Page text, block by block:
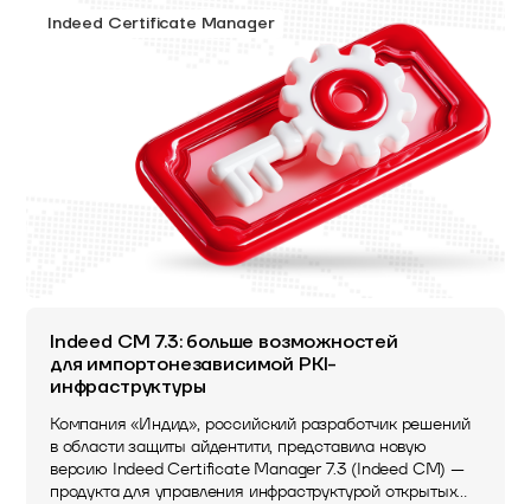
Indeed Certificate Manager
Indeed CM 7.3: больше возможностей
для импортонезависимой PKI-
инфраструктуры
Компания «Индид», российский разработчик решений
в области защиты айдентити, представила новую
версию Indeed Certificate Manager 7.3 (Indeed CM) —
продукта для управления инфраструктурой открытых